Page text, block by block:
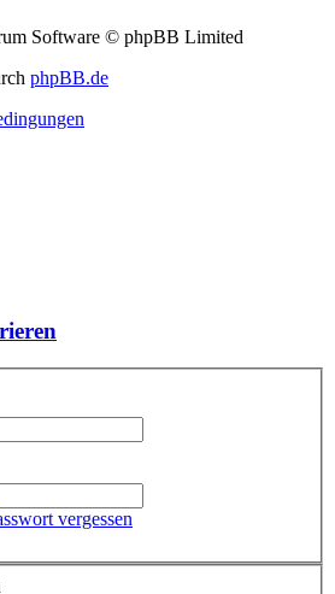
Software © phpBB Limited
phpBB.de
vergessen